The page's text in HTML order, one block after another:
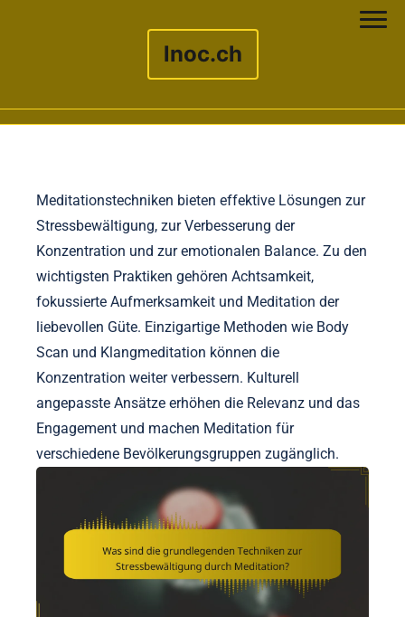
lnoc.ch
Meditationstechniken bieten effektive Lösungen zur
Stressbewältigung, zur Verbesserung der
Konzentration und zur emotionalen Balance. Zu den
wichtigsten Praktiken gehören Achtsamkeit,
fokussierte Aufmerksamkeit und Meditation der
liebevollen Güte. Einzigartige Methoden wie Body
Scan und Klangmeditation können die
Konzentration weiter verbessern. Kulturell
angepasste Ansätze erhöhen die Relevanz und das
Engagement und machen Meditation für
verschiedene Bevölkerungsgruppen zugänglich.